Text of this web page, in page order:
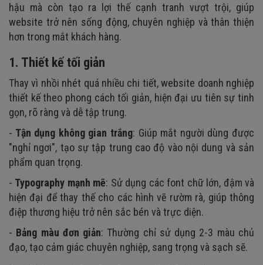
hậu mà còn tạo ra lợi thế cạnh tranh vượt trội, giúp
website trở nên sống động, chuyên nghiệp và thân thiện
hơn trong mắt khách hàng.
1. Thiết kế tối giản
Thay vì nhồi nhét quá nhiều chi tiết, website doanh nghiệp
thiết kế theo phong cách tối giản, hiện đại ưu tiên sự tinh
gọn, rõ ràng và dễ tập trung.
- Tận dụng không gian trắng: Giúp mắt người dùng được
"nghỉ ngơi", tạo sự tập trung cao độ vào nội dung và sản
phẩm quan trọng.
- Typography mạnh mẽ: Sử dụng các font chữ lớn, đậm và
hiện đại để thay thế cho các hình vẽ rườm rà, giúp thông
điệp thương hiệu trở nên sắc bén và trực diện.
- Bảng màu đơn giản: Thường chỉ sử dụng 2-3 màu chủ
đạo, tạo cảm giác chuyên nghiệp, sang trọng và sạch sẽ.